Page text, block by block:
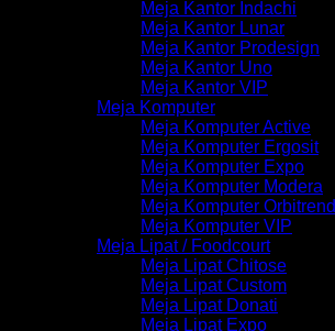
Meja Kantor Indachi
Meja Kantor Lunar
Meja Kantor Prodesign
Meja Kantor Uno
Meja Kantor VIP
Meja Komputer
Meja Komputer Active
Meja Komputer Ergosit
Meja Komputer Expo
Meja Komputer Modera
Meja Komputer Orbitrend
Meja Komputer VIP
Meja Lipat / Foodcourt
Meja Lipat Chitose
Meja Lipat Custom
Meja Lipat Donati
Meja Lipat Expo